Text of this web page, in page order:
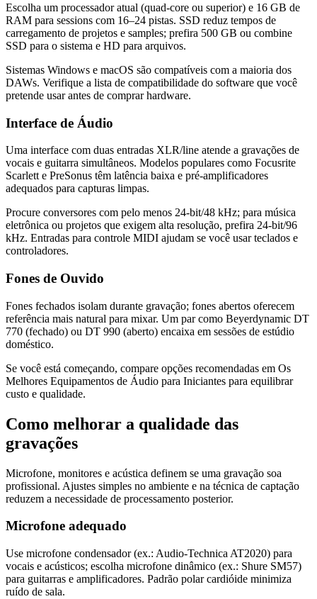
Escolha um processador atual (quad-core ou superior) e 16 GB de
RAM para sessions com 16–24 pistas. SSD reduz tempos de
carregamento de projetos e samples; prefira 500 GB ou combine
SSD para o sistema e HD para arquivos.
Sistemas Windows e macOS são compatíveis com a maioria dos
DAWs. Verifique a lista de compatibilidade do software que você
pretende usar antes de comprar hardware.
Interface de Áudio
Uma interface com duas entradas XLR/line atende a gravações de
vocais e guitarra simultâneos. Modelos populares como Focusrite
Scarlett e PreSonus têm latência baixa e pré-amplificadores
adequados para capturas limpas.
Procure conversores com pelo menos 24-bit/48 kHz; para música
eletrônica ou projetos que exigem alta resolução, prefira 24-bit/96
kHz. Entradas para controle MIDI ajudam se você usar teclados e
controladores.
Fones de Ouvido
Fones fechados isolam durante gravação; fones abertos oferecem
referência mais natural para mixar. Um par como Beyerdynamic DT
770 (fechado) ou DT 990 (aberto) encaixa em sessões de estúdio
doméstico.
Se você está começando, compare opções recomendadas em Os
Melhores Equipamentos de Áudio para Iniciantes para equilibrar
custo e qualidade.
Como melhorar a qualidade das
gravações
Microfone, monitores e acústica definem se uma gravação soa
profissional. Ajustes simples no ambiente e na técnica de captação
reduzem a necessidade de processamento posterior.
Microfone adequado
Use microfone condensador (ex.: Audio-Technica AT2020) para
vocais e acústicos; escolha microfone dinâmico (ex.: Shure SM57)
para guitarras e amplificadores. Padrão polar cardióide minimiza
ruído de sala.